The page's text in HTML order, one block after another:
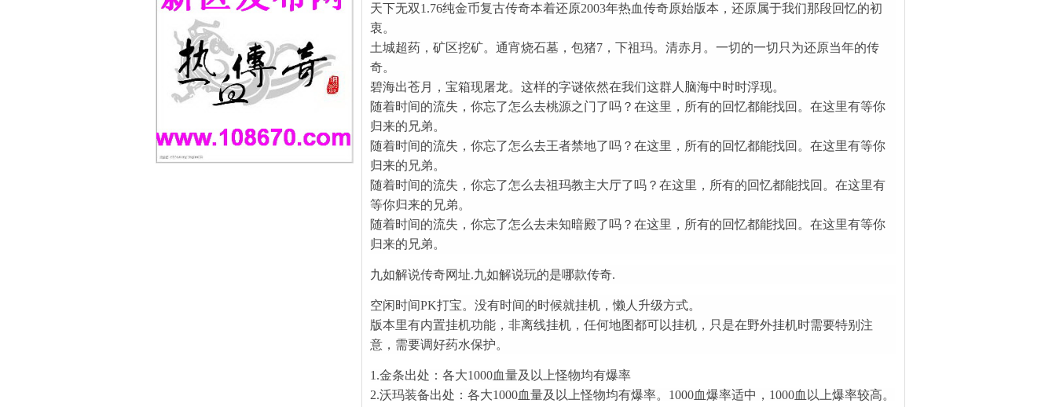
天下无双1.76纯金币复古传奇本着还原2003年热血传奇原始版本，还原属于我们那段回忆的初
衷。
土城超药，矿区挖矿。通宵烧石墓，包猪7，下祖玛。清赤月。一切的一切只为还原当年的传
奇。
碧海出苍月，宝箱现屠龙。这样的字谜依然在我们这群人脑海中时时浮现。
随着时间的流失，你忘了怎么去桃源之门了吗？在这里，所有的回忆都能找回。在这里有等你
归来的兄弟。
随着时间的流失，你忘了怎么去王者禁地了吗？在这里，所有的回忆都能找回。在这里有等你
归来的兄弟。
随着时间的流失，你忘了怎么去祖玛教主大厅了吗？在这里，所有的回忆都能找回。在这里有
等你归来的兄弟。
随着时间的流失，你忘了怎么去未知暗殿了吗？在这里，所有的回忆都能找回。在这里有等你
归来的兄弟。
九如解说传奇网址.九如解说玩的是哪款传奇.
空闲时间PK打宝。没有时间的时候就挂机，懒人升级方式。
版本里有内置挂机功能，非离线挂机，任何地图都可以挂机，只是在野外挂机时需要特别注
意，需要调好药水保护。
1.金条出处：各大1000血量及以上怪物均有爆率
2.沃玛装备出处：各大1000血量及以上怪物均有爆率。1000血爆率适中，1000血以上爆率较高。